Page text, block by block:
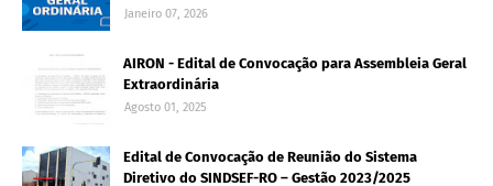
Janeiro 07, 2026
AIRON - Edital de Convocação para Assembleia Geral
Extraordinária
Agosto 01, 2025
Edital de Convocação de Reunião do Sistema
Diretivo do SINDSEF-RO – Gestão 2023/2025